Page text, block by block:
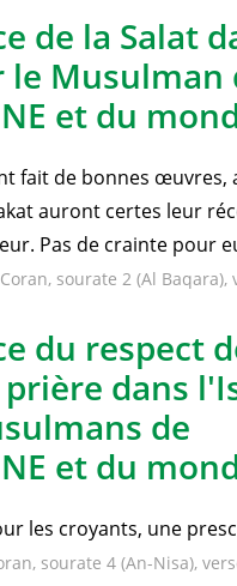
de la Salat
Musulman
et du
auront certes leur
Pas de crainte pour